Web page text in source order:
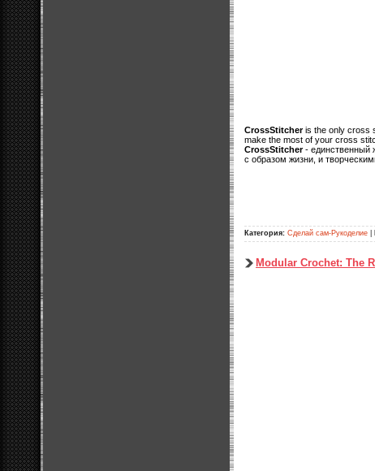
CrossStitcheris the only cross
make the most of your cross
CrossStitcher- единственный
с образом жизни, и
Категория: Сделай сам-Рукоделие
Modular Crochet: The